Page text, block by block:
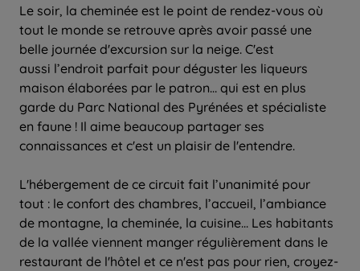
Le soir, la cheminée est le point de rendez-vous où
tout le monde se retrouve après avoir passé une
belle journée d'excursion sur la neige. C'est
aussi l’endroit parfait pour déguster les liqueurs
maison élaborées par le patron… qui est en plus
garde du Parc National des Pyrénées et spécialiste
en faune ! Il aime beaucoup partager ses
connaissances et c'est un plaisir de l'entendre.
L'hébergement de ce circuit fait l’unanimité pour
tout : le confort des chambres, l’accueil, l’ambiance
de montagne, la cheminée, la cuisine... Les habitants
de la vallée viennent manger régulièrement dans le
restaurant de l'hôtel et ce n'est pas pour rien, croyez-